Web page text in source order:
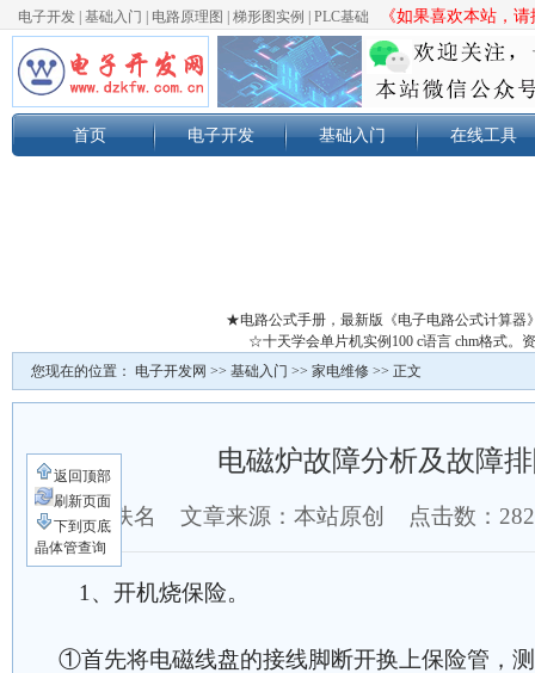
电子开发 基础入门 电路原理图 梯形图实例 PLC基础 《如果喜欢本站，
首页 电子开发 基础入门 在线工具
★电路公式手册，最新版《电子电路公式计算器
☆十天学会单片机实例100 c语言 chm格式。
您现在的位置： 电子开发网 >> 基础入门 >> 家电维修 >> 正文
电磁炉故障分析及故障
作者：佚名 文章来源：本站原创 点击数：
1、开机烧保险。
①首先将电磁线盘的接线脚断开换上保险管，
返回顶部
刷新页面
下到页底
晶体管查询